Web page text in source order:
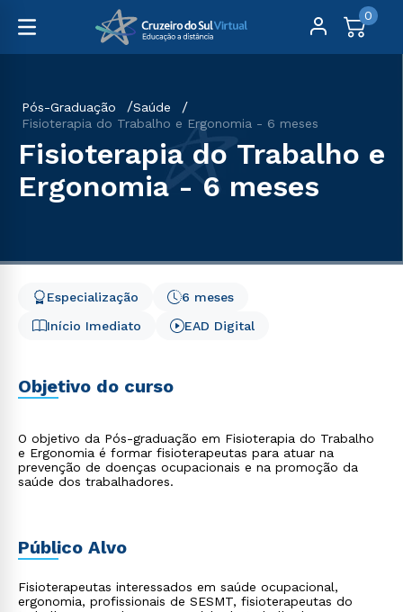
0
Pós-Graduação
Saúde
Fisioterapia do Trabalho e Ergonomia - 6 meses
Fisioterapia do Trabalho e
Ergonomia - 6 meses
Início Imediato
6 meses
Especialização
EAD Digital
Objetivo do curso
O objetivo da Pós-graduação em Fisioterapia do Trabalho
e Ergonomia é formar fisioterapeutas para atuar na
prevenção de doenças ocupacionais e na promoção da
saúde dos trabalhadores.
Público Alvo
Fisioterapeutas interessados em saúde ocupacional,
ergonomia, profissionais de SESMT, fisioterapeutas do